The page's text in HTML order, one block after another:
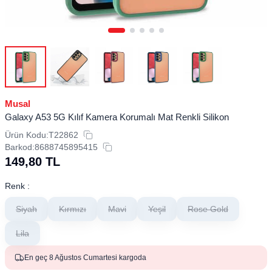
Musal
Galaxy A53 5G Kılıf Kamera Korumalı Mat Renkli Silikon
Ürün Kodu:T22862
Barkod:8688745895415
149,80 TL
Renk :
Siyah Kırmızı Mavi Yeşil Rose Gold
Lila
En geç 8 Ağustos Cumartesi kargoda